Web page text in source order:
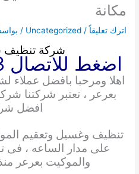
مكانة
اترك تعليقاً /
Uncategorized
/
شركة تنظيف
اضغط للاتصال 0541008053
اهلا ومرحبا بافضل عملاء ل
بعرعر ، تعتبر شركتنا
افضل
تنظيف وغسيل وتعقيم
على مدار
الساعه ، فى
والموكيت بعرعر منذ